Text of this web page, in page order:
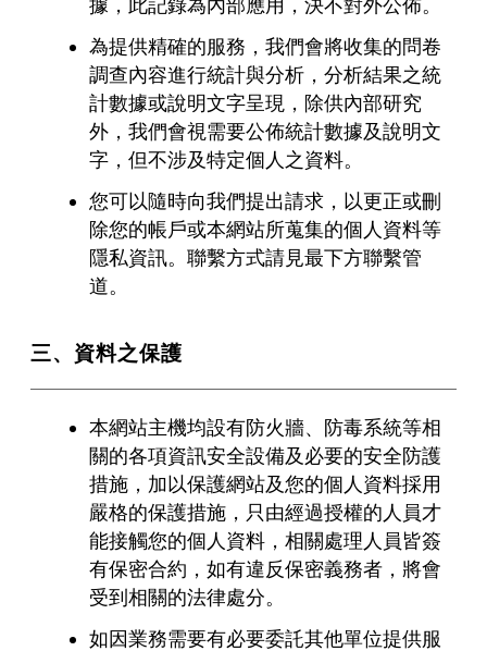
據，此記錄為內部應用，決不對外公佈。
為提供精確的服務，我們會將收集的問卷
調查內容進行統計與分析，分析結果之統
計數據或說明文字呈現，除供內部研究
外，我們會視需要公佈統計數據及說明文
字，但不涉及特定個人之資料。
您可以隨時向我們提出請求，以更正或刪
除您的帳戶或本網站所蒐集的個人資料等
隱私資訊。聯繫方式請見最下方聯繫管
道。
三、資料之保護
本網站主機均設有防火牆、防毒系統等相
關的各項資訊安全設備及必要的安全防護
措施，加以保護網站及您的個人資料採用
嚴格的保護措施，只由經過授權的人員才
能接觸您的個人資料，相關處理人員皆簽
有保密合約，如有違反保密義務者，將會
受到相關的法律處分。
如因業務需要有必要委託其他單位提供服